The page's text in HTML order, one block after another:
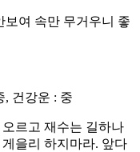
보여 속만 무거우니 좋
, 건강운 : 중
르고 재수는 길하나
을리 하지마라. 앞다